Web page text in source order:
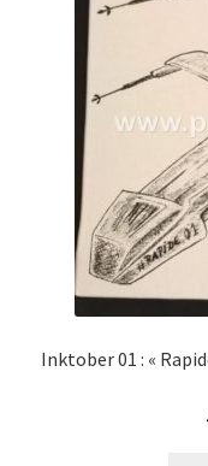
Inktober 01 : «